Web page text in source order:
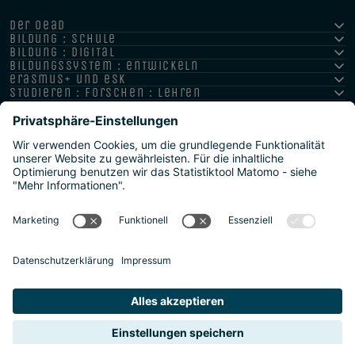
der oead
bildung : schule
bildung : digital
bildungssystem : entwickeln
erasmus+ und esk
studieren : forschen : lehren
hochschule : strategie : international
Datenschutz
Sitemap